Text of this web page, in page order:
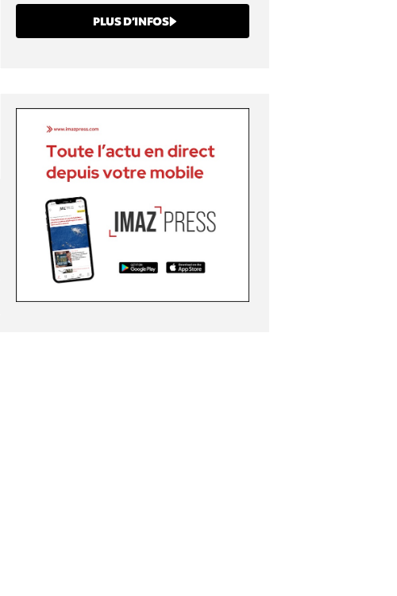
PLUS D’INFOS